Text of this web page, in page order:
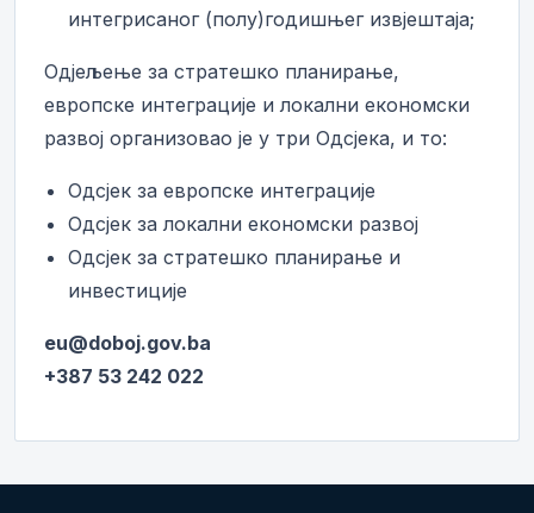
интегрисаног (полу)годишњег извјештаја;
Одјељење за стратешко планирање,
европске интеграције и локални економски
развој организовао је у три Одсјека, и то:
Одсјек за европске интеграције
Одсјек за локални економски развој
Одсјек за стратешко планирање и
инвестиције
eu@doboj.gov.ba
+387 53 242 022